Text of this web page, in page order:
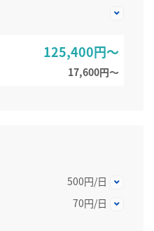
125,400円～
17,600円〜
500円/日
70円/日